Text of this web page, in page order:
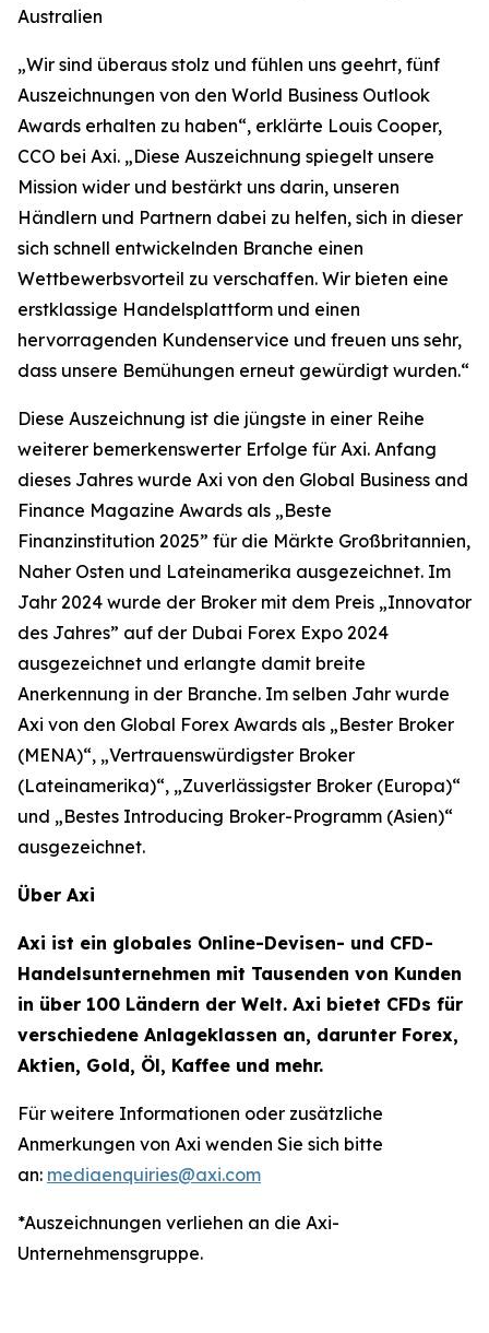
Australien
„Wir sind überaus stolz und fühlen uns geehrt, fünf
Auszeichnungen von den World Business Outlook
Awards erhalten zu haben“, erklärte Louis Cooper,
CCO bei Axi. „Diese Auszeichnung spiegelt unsere
Mission wider und bestärkt uns darin, unseren
Händlern und Partnern dabei zu helfen, sich in dieser
sich schnell entwickelnden Branche einen
Wettbewerbsvorteil zu verschaffen. Wir bieten eine
erstklassige Handelsplattform und einen
hervorragenden Kundenservice und freuen uns sehr,
dass unsere Bemühungen erneut gewürdigt wurden.“
Diese Auszeichnung ist die jüngste in einer Reihe
weiterer bemerkenswerter Erfolge für Axi. Anfang
dieses Jahres wurde Axi von den Global Business and
Finance Magazine Awards als „Beste
Finanzinstitution 2025” für die Märkte Großbritannien,
Naher Osten und Lateinamerika ausgezeichnet. Im
Jahr 2024 wurde der Broker mit dem Preis „Innovator
des Jahres” auf der Dubai Forex Expo 2024
ausgezeichnet und erlangte damit breite
Anerkennung in der Branche. Im selben Jahr wurde
Axi von den Global Forex Awards als „Bester Broker
(MENA)“, „Vertrauenswürdigster Broker
(Lateinamerika)“, „Zuverlässigster Broker (Europa)“
und „Bestes Introducing Broker-Programm (Asien)“
ausgezeichnet.
Über Axi
Axi ist ein globales Online-Devisen- und CFD-
Handelsunternehmen mit Tausenden von Kunden
in über 100 Ländern der Welt. Axi bietet CFDs für
verschiedene Anlageklassen an, darunter Forex,
Aktien, Gold, Öl, Kaffee und mehr.
Für weitere Informationen oder zusätzliche
Anmerkungen von Axi wenden Sie sich bitte
an: mediaenquiries@axi.com
*Auszeichnungen verliehen an die Axi-
Unternehmensgruppe.